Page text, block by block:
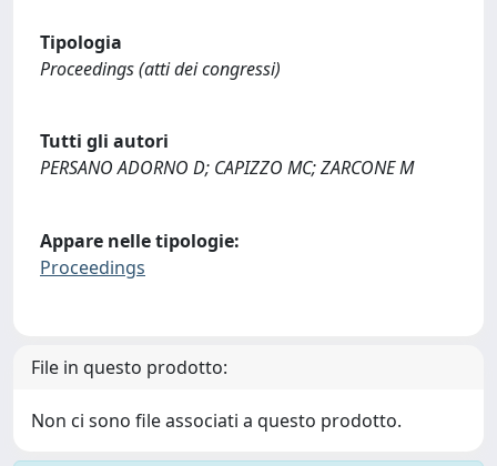
Tipologia
Proceedings (atti dei congressi)
Tutti gli autori
PERSANO ADORNO D; CAPIZZO MC; ZARCONE M
Appare nelle tipologie:
Proceedings
File in questo prodotto:
Non ci sono file associati a questo prodotto.